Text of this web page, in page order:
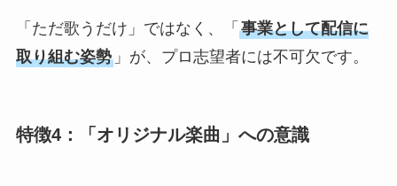
「ただ歌うだけ」ではなく、「 事業として配信に
取り組む姿勢」が、プロ志望者には不可欠です。
特徴4：「オリジナル楽曲」への意識